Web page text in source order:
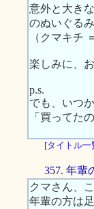
意外と大き
のぬいぐる
（クマキチ
楽しみに、
p.s.
でも、いつ
「買ってた
[タイトル一
357. 年輩
クマさん、
年輩の方は